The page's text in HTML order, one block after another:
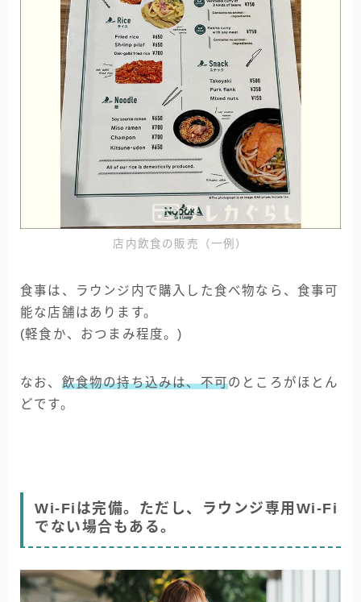
店内飲食の販売（一例）
食事は、ラウンジ内で購入した食べ物なら、食事可
能な店舗はあります。
(軽食か、おつまみ程度。)
なお、 飲食物の持ち込みは、不可のところがほとん
どです。
Wi-Fiは完備。ただし、ラウンジ専用Wi-Fi
でない場合もある。